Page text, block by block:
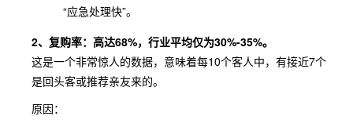
“应急处理快”。
2、复购率：高达68%，行业平均仅为30%-35%。
这是一个非常惊人的数据，意味着每10个客人中，有接近7个
是回头客或推荐亲友来的。
原因：